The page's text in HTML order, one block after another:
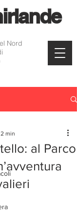
Nord
al Parco
min